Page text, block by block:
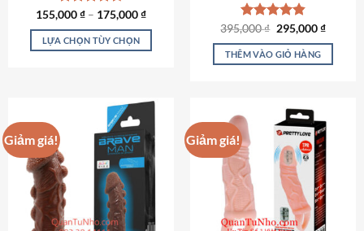
sản
phẩm
Được xếp
hạng4.69
5 sao
155,000₫ – 175,000₫
LỰA CHỌN TÙY CHỌN
nhiều
biến
thể.
Các
tùy
chọn
Được xếp
hạng4.82
5 sao
395,000₫ Giá
là:
395,000 ₫.
295,000₫Giá
tại
THÊM VÀO GIỎ HÀNG
Giảm giá! Giảm giá!